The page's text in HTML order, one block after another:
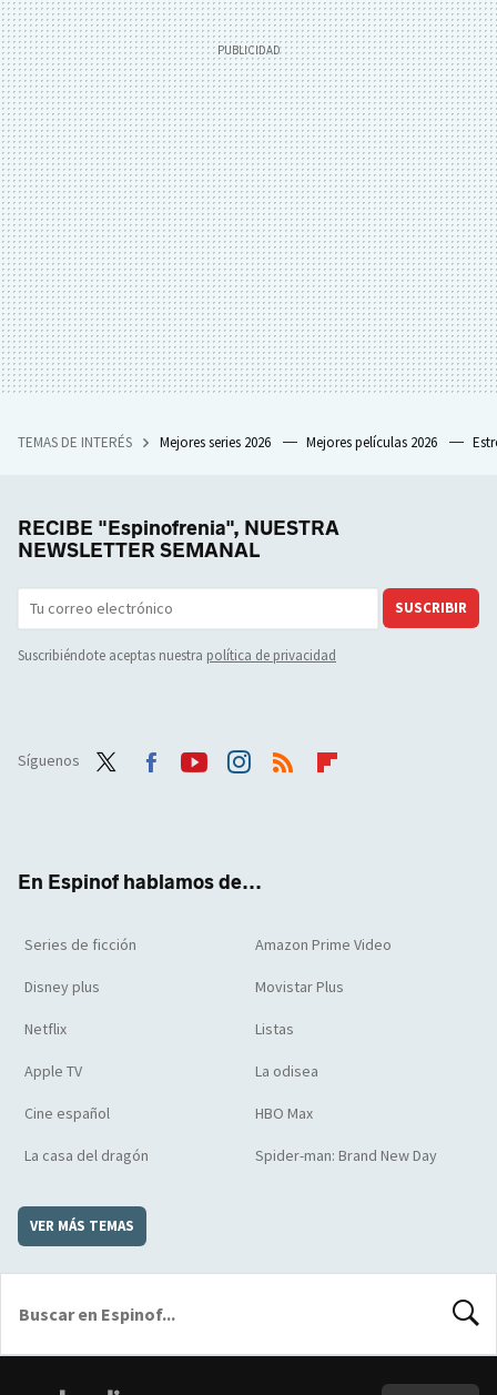
TEMAS DE INTERÉS Mejores series 2026 Mejores películas 2026
RECIBE "Espinofrenia", NUESTRA
NEWSLETTER SEMANAL
SUSCRIBIR
Suscribiéndote aceptas nuestra política de privacidad
Síguenos
En Espinof hablamos de...
Series de ficción Amazon Prime Video
Disney plus Movistar Plus
Netflix Listas
Apple TV La odisea
Cine español HBO Max
La casa del dragón Spider-man: Brand New Day
VER MÁS TEMAS